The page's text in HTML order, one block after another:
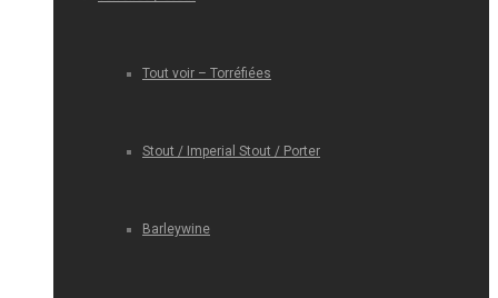
Tout voir – Torréfiées
Stout / Imperial Stout / Porter
Barleywine